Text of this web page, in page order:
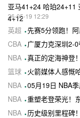
亚马41+24 哈珀24+11
4+12
26-05-19 12:29
英超
先赛5分领跑！阿
CBA
广厦力克深圳2-
NBA 真正的定海神登！哈
篮球
火箭媒体人感慨哈
NBA 05月19日 NBA
NBA 重塑老登荣光！
NBA
历史级别里程碑！哈